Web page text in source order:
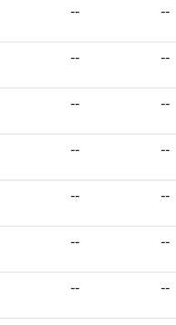
-- --
-- --
-- --
-- --
-- --
-- --
-- --